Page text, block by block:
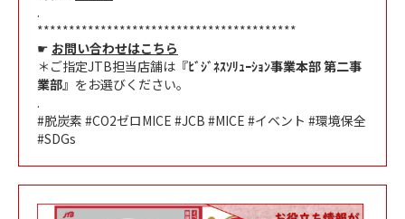
.
*****************************************
☛ お問い合わせはこちら
＊ご指定JTB担当店舗は『ﾋﾞｼﾞﾈｽｿﾘｭｰｼｮﾝ事業本部 第二事
業部』をお選びください。
.
#脱炭素 #CO2ゼロMICE #JCB #MICE #イベント #環境保全
#SDGs